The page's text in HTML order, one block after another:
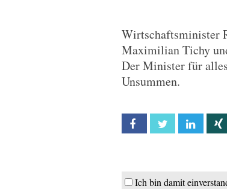
Wirtschaftsminister
Maximilian Tichy
Der Minister für
Unsummen.
Facebook Twitter Linkedin
Ich bin damit